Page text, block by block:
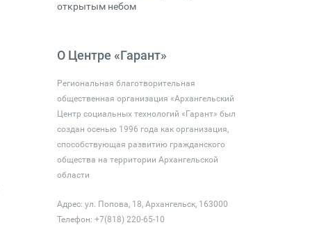
открытым небом
О Центре «Гарант»
Региональная благотворительная
общественная организация «Архангельский
Центр социальных технологий «Гарант» был
создан осенью 1996 года как организация,
способствующая развитию гражданского
общества на территории Архангельской
области
Адрес: ул. Попова, 18, Архангельск, 163000
Телефон: +7(818) 220-65-10